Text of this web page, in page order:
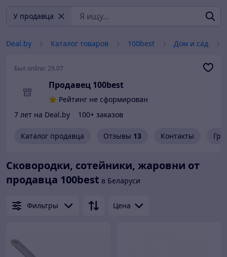
У продавца
Deal.by Каталог товаров 100best Дом и сад
Был online: 29.07
Продавец 100best
Рейтинг не сформирован
7 лет на Deal.by
100+ заказов
Каталог продавца Отзывы 13 Контакты
Сковородки, сотейники, жаровни от
продавца 100best в Беларуси
Фильтры Цена